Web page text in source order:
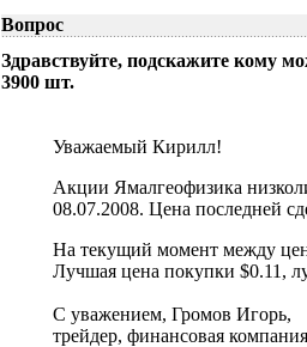
Вопрос
Здравствуйте, подскажите кому
3900 шт.
Уважаемый Кирилл!
Акции Ямалгеофизика
08.07.2008. Цена последней
На текущий момент между
Лучшая цена покупки $0.11,
С уважением, Громов Игорь,
трейдер, финансовая